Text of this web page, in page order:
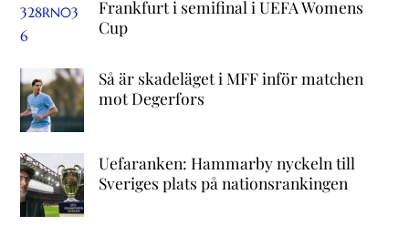
Frankfurt i semifinal i UEFA Womens
Cup
Så är skadeläget i MFF inför matchen
mot Degerfors
Uefaranken: Hammarby nyckeln till
Sveriges plats på nationsrankingen